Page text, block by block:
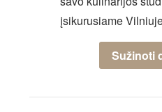
įsikurusiame
Sužinoti